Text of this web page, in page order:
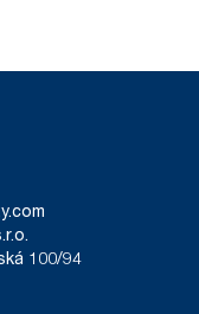
100/94